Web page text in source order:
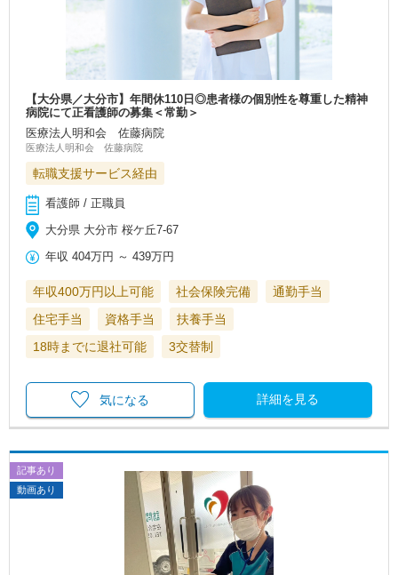
【大分県／大分市】年間休110日◎患者様の個別性を尊重した精神
病院にて正看護師の募集＜常勤＞
医療法人明和会 佐藤病院
医療法人明和会 佐藤病院
転職支援サービス経由
看護師 / 正職員
大分県 大分市 桜ケ丘7-67
年収 404万円 ～439万円
年収400万円以上可能 社会保険完備
通勤手当
住宅手当
資格手当
扶養手当
18時までに退社可能
3交替制
詳細を見る
気になる
記事あり
動画あり